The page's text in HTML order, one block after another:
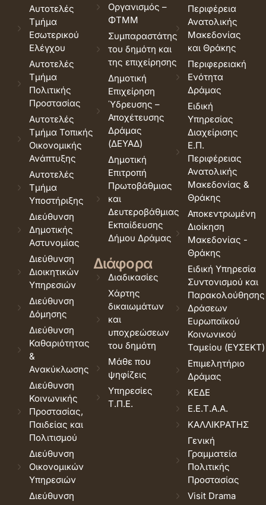
Αυτοτελές
Τμήμα
Εσωτερικού
Ελέγχου
Αυτοτελές
Τμήμα
Πολιτικής
Προστασίας
Αυτοτελές
Τμήμα Τοπικής
Οικονομικής
Ανάπτυξης
Αυτοτελές
Τμήμα
Υποστήριξης
Διεύθυνση
Δημοτικής
Αστυνομίας
Διεύθυνση
Διοικητικών
Υπηρεσιών
Διεύθυνση
Δόμησης
Διεύθυνση
Καθαριότητας
&
Ανακύκλωσης
Διεύθυνση
Κοινωνικής
Προστασίας,
Παιδείας και
Πολιτισμού
Διεύθυνση
Οικονομικών
Υπηρεσιών
Διεύθυνση
Οργανισμός –
ΦΤΜΜ
Συμπαραστάτης
του δημότη και
της επιχείρησης
Δημοτική
Επιχείρηση
Ύδρευσης –
Αποχέτευσης
Δράμας
(ΔΕΥΑΔ)
Δημοτική
Επιτροπή
Πρωτοβάθμιας
και
Δευτεροβάθμιας
Εκπαίδευσης
Δήμου Δράμας
Διάφορα
Διαδικασίες
Χάρτης
δικαιωμάτων
και
υποχρεώσεων
του δημότη
Μάθε που
ψηφίζεις
Υπηρεσίες
Τ.Π.Ε.
Περιφέρεια
Ανατολικής
Μακεδονίας
και Θράκης
Περιφερειακή
Ενότητα
Δράμας
Ειδική
Υπηρεσίας
Διαχείρισης
Ε.Π.
Περιφέρειας
Ανατολικής
Μακεδονίας &
Θράκης
Αποκεντρωμένη
Διοίκηση
Μακεδονίας -
Θράκης
Ειδική Υπηρεσία
Συντονισμού και
Παρακολούθησης
Δράσεων
Ευρωπαϊκού
Κοινωνικού
Ταμείου (ΕΥΣΕΚΤ)
Επιμελητήριο
Δράμας
ΚΕΔΕ
Ε.Ε.Τ.Α.Α.
ΚΑΛΛΙΚΡΑΤΗΣ
Γενική
Γραμματεία
Πολιτικής
Προστασίας
Visit Drama